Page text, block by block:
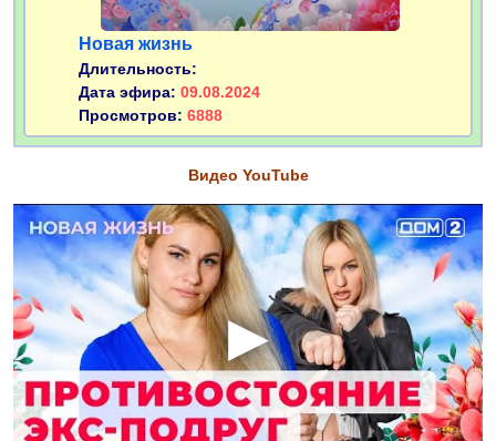
Новая жизнь
Длительность:
Дата эфира: 09.08.2024
Просмотров: 6888
Видео YouTube